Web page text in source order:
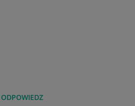
ODPOWIEDZ